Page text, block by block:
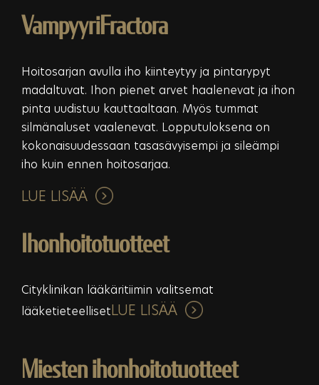
VampyyriFractora
Hoitosarjan avulla iho kiinteytyy ja pintarypyt
madaltuvat. Ihon pienet arvet haalenevat ja ihon
pinta uudistuu kauttaaltaan. Myös tummat
silmänaluset vaalenevat. Lopputuloksena on
kokonaisuudessaan tasasävyisempi ja sileämpi
iho kuin ennen hoitosarjaa.
LUE LISÄÄ
Ihonhoitotuotteet
Cityklinikan lääkäritiimin valitsemat
lääketieteellisetLUE LISÄÄ
Miesten ihonhoitotuotteet